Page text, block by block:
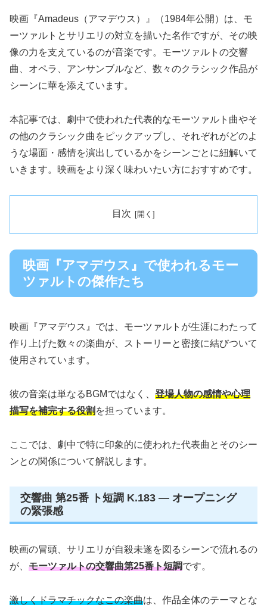
映画『Amadeus（アマデウス）』（1984年公開）は、モ
ーツァルトとサリエリの対立を描いた名作ですが、その映
像の力を支えているのが音楽です。モーツァルトの交響
曲、オペラ、アンサンブルなど、数々のクラシック作品が
シーンに華を添えています。
本記事では、劇中で使われた代表的なモーツァルト曲やそ
の他のクラシック曲をピックアップし、それぞれがどのよ
うな場面・感情を演出しているかをシーンごとに紐解いて
いきます。映画をより深く味わいたい方におすすめです。
目次
映画『アマデウス』で使われるモー
ツァルトの傑作たち
映画『アマデウス』では、モーツァルトが生涯にわたって
作り上げた数々の楽曲が、ストーリーと密接に結びついて
使用されています。
彼の音楽は単なるBGMではなく、 登場人物の感情や心理
描写を補完する役割を担っています。
ここでは、劇中で特に印象的に使われた代表曲とそのシー
ンとの関係について解説します。
交響曲 第25番 ト短調 K.183 — オープニング
の緊張感
映画の冒頭、サリエリが自殺未遂を図るシーンで流れるの
が、 モーツァルトの交響曲第25番ト短調です。
激しくドラマチックなこの楽曲は、作品全体のテーマとな